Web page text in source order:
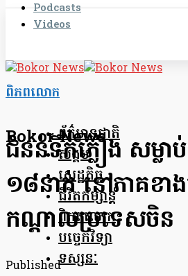
Podcasts
Videos
Bokor News
ព័ត៌មានជាតិ
សង្គម
សេដ្ឋកិច្ច
ជីវិតកម្សាន្ត
ពិភពលោក
បច្ចេកវិទ្យា
ទស្សនៈ
ពិភពលោក
ជំនន់ទឹកភ្លៀង សម្លា
១៨នាក់ នៅភាគខា
កណ្តាលប្រទេសចិន
Published